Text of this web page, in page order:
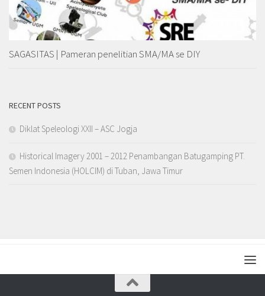
SAGASITAS | Pameran penelitian SMA/MA se DIY
RECENT POSTS
Diklat Speleologi XXII – ASC Jogja
Historical Imagery 2001 – 2012 Penambangan Batugamping PT.
Semen Indonesia (HOLCIM) di Tuban, Jawa Timur